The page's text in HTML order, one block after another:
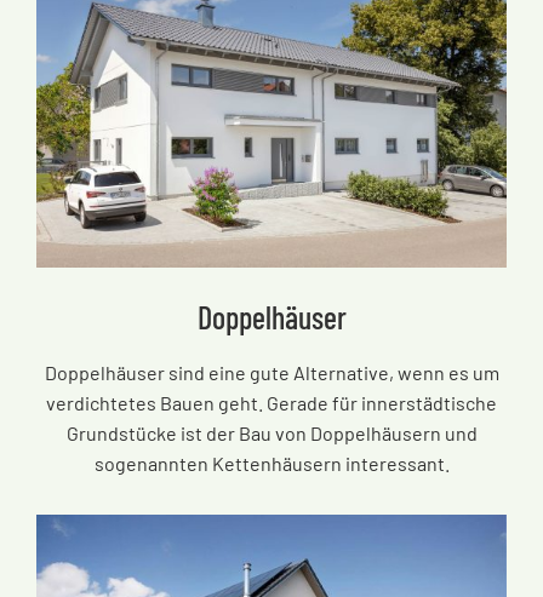
Doppelhäuser
Doppelhäuser sind eine gute Alternative, wenn es um
verdichtetes Bauen geht. Gerade für innerstädtische
Grundstücke ist der Bau von Doppelhäusern und
sogenannten Kettenhäusern interessant.